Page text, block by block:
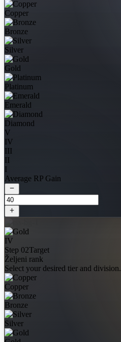
Copper
Bronze
Silver
Gold
Platinum
Emerald
Diamond
V
IV
III
II
I
Average RP Gain
IV
Step 02Target
Željeni rank
Select your desired tier and division.
Copper
Bronze
Silver